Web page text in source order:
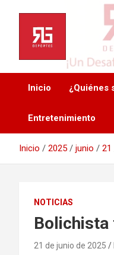
contenido
Inicio ¿Quiénes
Entretenimiento
Inicio 2025 junio 21
NOTICIAS
Bolichista
21 de junio de 2025